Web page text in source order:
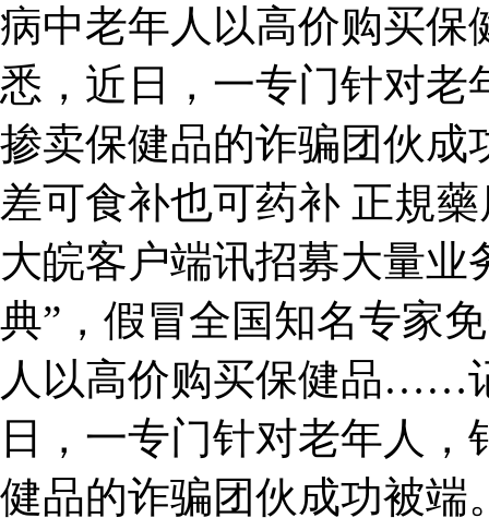
病中老年人以高价购买
悉，近日，一专门针对老
掺卖保健品的诈骗团伙成
差可食补也可药补 正規
大皖客户端讯招募大量业
典”，假冒全国知名专家
人以高价购买保健品……
日，一专门针对老年人
健品的诈骗团伙成功被端